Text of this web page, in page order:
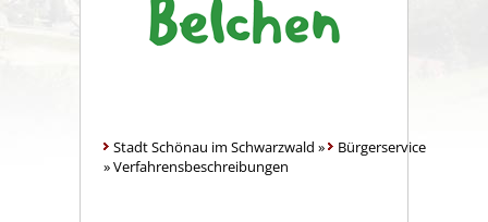
Stadt Schönau im Schwarzwald »
Bürgerservice
»Verfahrensbeschreibungen